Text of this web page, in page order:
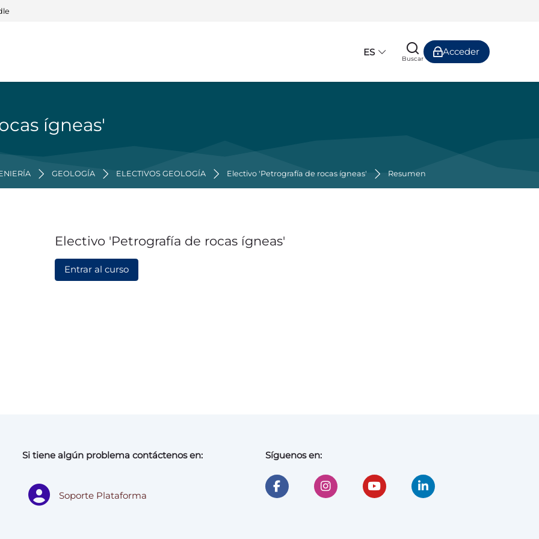
ES
Buscar
Acceder
ígneas'
GEOLOGÍA ELECTIVOS GEOLOGÍA Electivo 'Petrografía de rocas ígneas' Resumen
Electivo 'Petrografía de rocas ígneas'
Entrar al curso
Si tiene algún problema contáctenos en:
Soporte Plataforma
Síguenos en: